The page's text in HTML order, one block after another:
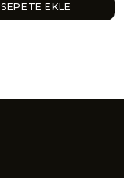
SEPETE EKLE